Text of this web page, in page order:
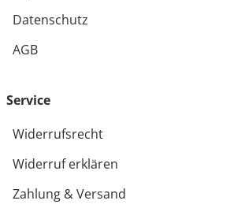
Datenschutz
AGB
Service
Widerrufsrecht
Widerruf erklären
Zahlung & Versand